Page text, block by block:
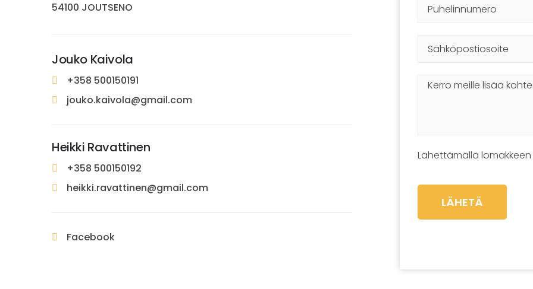
54100 JOUTSENO
Jouko Kaivola
+358 500150191
jouko.kaivola@gmail.com
Heikki Ravattinen
+358 500150192
heikki.ravattinen@gmail.com
Facebook
Lähettämällä
LÄHETÄ